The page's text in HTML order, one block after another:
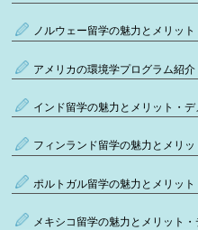
ノルウェー留学の魅力とメリット
アメリカの環境学プログラム紹介
インド留学の魅力とメリット・デ
フィンランド留学の魅力とメリッ
ポルトガル留学の魅力とメリット
メキシコ留学の魅力とメリット・